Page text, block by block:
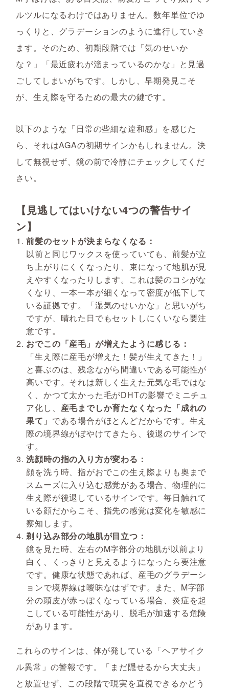
ルツルになるわけではありません。数年単位でゆ
っくりと、グラデーションのように進行していき
ます。そのため、初期段階では「気のせいか
な？」「最近疲れが溜まっているのかな」と見過
ごしてしまいがちです。しかし、早期発見こそ
が、生え際を守るための最大の鍵です。
以下のような「日常の些細な違和感」を感じた
ら、それはAGAの初期サインかもしれません。決
して無視せず、鏡の前で冷静にチェックしてくだ
さい。
【見逃してはいけない4つの警告サイ
ン】
前髪のセットが決まらなくなる：
以前と同じワックスを使っていても、前髪が立
ち上がりにくくなったり、束になって地肌が見
えやすくなったりします。これは髪のコシがな
くなり、一本一本が細くなって密度が低下して
いる証拠です。「湿気のせいかな」と思いがち
ですが、晴れた日でもセットしにくいなら要注
意です。
おでこの「産毛」が増えたように感じる：
「生え際に産毛が増えた！髪が生えてきた！」
と喜ぶのは、残念ながら間違いである可能性が
高いです。それは新しく生えた元気な毛ではな
く、かつて太かった毛がDHTの影響でミニチュ
ア化し、 産毛までしか育たなくなった「成れの
果て」 である場合がほとんどだからです。生え
際の境界線がぼやけてきたら、後退のサインで
す。
洗顔時の指の入り方が変わる：
顔を洗う時、指がおでこの生え際よりも奥まで
スムーズに入り込む感覚がある場合、物理的に
生え際が後退しているサインです。毎日触れて
いる顔だからこそ、指先の感覚は変化を敏感に
察知します。
剃り込み部分の地肌が目立つ：
鏡を見た時、左右のM字部分の地肌が以前より
白く、くっきりと見えるようになったら要注意
です。健康な状態であれば、産毛のグラデーシ
ョンで境界線は曖昧なはずです。また、M字部
分の頭皮が赤っぽくなっている場合、炎症を起
こしている可能性があり、脱毛が加速する危険
があります。
これらのサインは、体が発している「ヘアサイク
ル異常」の警報です。「まだ隠せるから大丈夫」
と放置せず、この段階で現実を直視できるかどう